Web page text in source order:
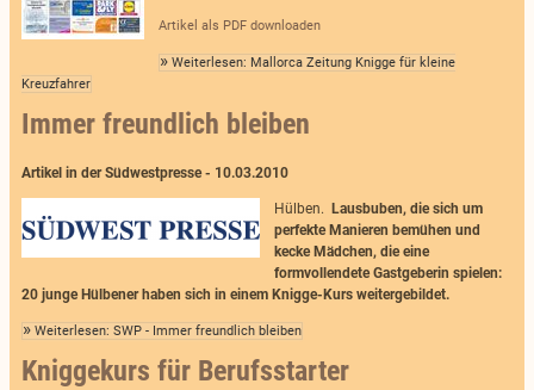
Artikel als PDF downloaden
Weiterlesen: Mallorca Zeitung Knigge für kleine
Kreuzfahrer
Immer freundlich bleiben
Artikel in der Südwestpresse - 10.03.2010
Hülben.
Lausbuben, die sich um
perfekte Manieren bemühen und
kecke Mädchen, die eine
formvollendete Gastgeberin spielen:
20 junge Hülbener haben sich in einem Knigge-Kurs weitergebildet.
Weiterlesen: SWP - Immer freundlich bleiben
Kniggekurs für Berufsstarter